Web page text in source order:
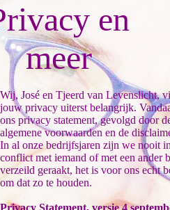
en
meer
Wij, José en Tjeerd van Levenslicht,
jouw privacy uiterst belangrijk.
ons privacy statement, gevolgd door
algemene voorwaarden en de
In al onze bedrijfsjaren zijn we nooit
conflict met iemand of met een ander
verzeild geraakt, het is voor ons echt
om dat zo te houden.
Privacy Statement, versie 4